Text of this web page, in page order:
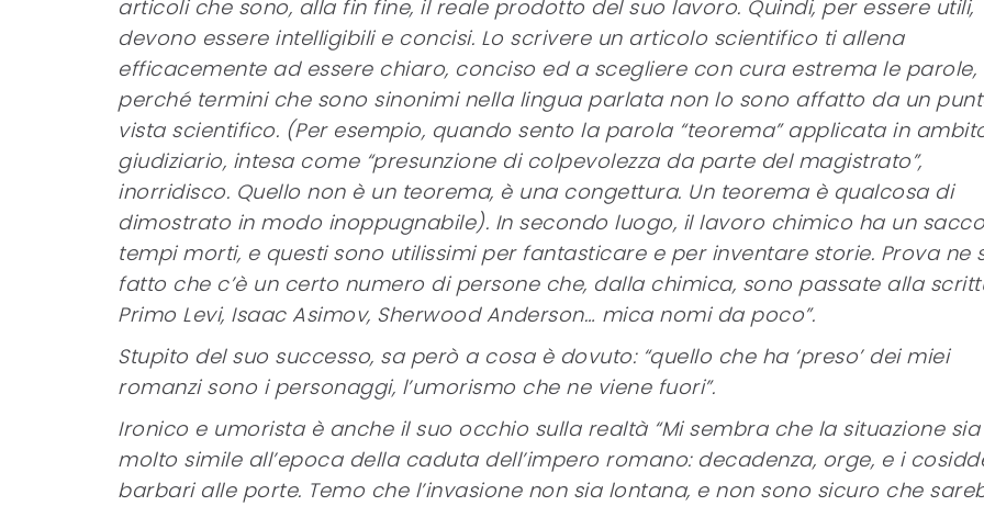
articoli che sono, alla fin fine, il reale prodotto del suo lavoro. Quindi, per essere utili,
devono essere intelligibili e concisi. Lo scrivere un articolo scientifico ti allena
efficacemente ad essere chiaro, conciso ed a scegliere con cura estrema le parole,
perché termini che sono sinonimi nella lingua parlata non lo sono affatto da un
vista scientifico. (Per esempio, quando sento la parola “teorema” applicata in
giudiziario, intesa come “presunzione di colpevolezza da parte del magistrato”,
inorridisco. Quello non è un teorema, è una congettura. Un teorema è qualcosa di
dimostrato in modo inoppugnabile). In secondo luogo, il lavoro chimico ha un
tempi morti, e questi sono utilissimi per fantasticare e per inventare storie. Prova ne
fatto che c’è un certo numero di persone che, dalla chimica, sono passate alla
Primo Levi, Isaac Asimov, Sherwood Anderson… mica nomi da poco”.
Stupito del suo successo, sa però a cosa è dovuto: “quello che ha ‘preso’ dei miei
romanzi sono i personaggi, l’umorismo che ne viene fuori”.
Ironico e umorista è anche il suo occhio sulla realtà “Mi sembra che la situazione sia
molto simile all’epoca della caduta dell’impero romano: decadenza, orge, e i
barbari alle porte. Temo che l’invasione non sia lontana, e non sono sicuro che